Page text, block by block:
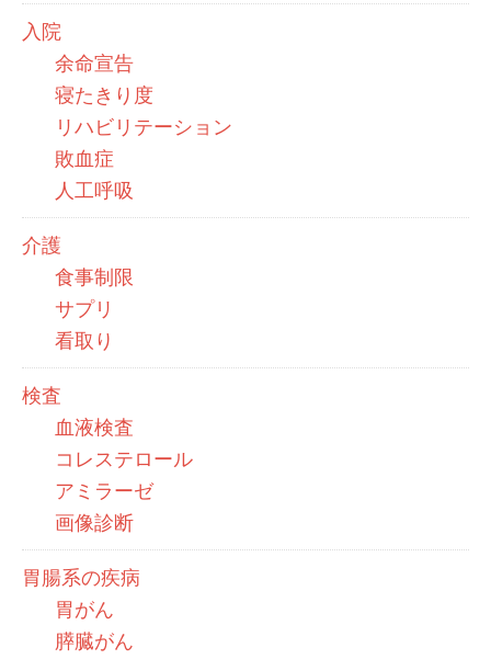
入院
余命宣告
寝たきり度
リハビリテーション
敗血症
人工呼吸
介護
食事制限
サプリ
看取り
検査
血液検査
コレステロール
アミラーゼ
画像診断
胃腸系の疾病
胃がん
膵臓がん